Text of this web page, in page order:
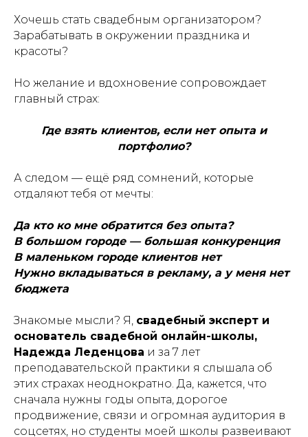
Хочешь стать свадебным организатором?
Зарабатывать в окружении праздника и
красоты?
Но желание и вдохновение сопровождает
главный страх:
Где взять клиентов, если нет опыта и
портфолио?
А следом — ещё ряд сомнений, которые
отдаляют тебя от мечты:
Да кто ко мне обратится без опыта?
В большом городе — большая конкуренция
В маленьком городе клиентов нет
Нужно вкладываться в рекламу, а у меня нет
бюджета
Знакомые мысли? Я, свадебный эксперт и
основатель свадебной онлайн-школы,
Надежда Леденцова и за 7 лет
преподавательской практики я слышала об
этих страхах неоднократно. Да, кажется, что
сначала нужны годы опыта, дорогое
продвижение, связи и огромная аудитория в
соцсетях, но студенты моей школы развеивают